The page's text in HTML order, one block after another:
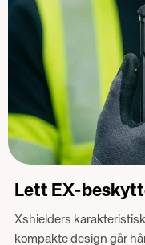
Lett EX-
Xshielders
kompakte design går